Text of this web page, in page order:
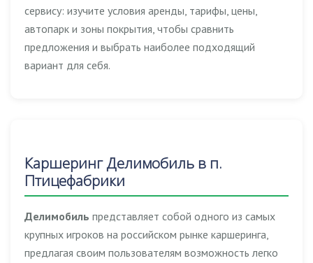
сервису: изучите условия аренды, тарифы, цены,
автопарк и зоны покрытия, чтобы сравнить
предложения и выбрать наиболее подходящий
вариант для себя.
Каршеринг Делимобиль в п.
Птицефабрики
Делимобиль представляет собой одного из самых
крупных игроков на российском рынке каршеринга,
предлагая своим пользователям возможность легко